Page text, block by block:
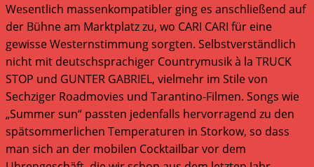
Wesentlich massenkompatibler ging es anschließend auf
der Bühne am Marktplatz zu, wo CARI CARI für eine
gewisse Westernstimmung sorgten. Selbstverständlich
nicht mit deutschsprachiger Countrymusik à la TRUCK
STOP und GUNTER GABRIEL, vielmehr im Stile von
Sechziger Roadmovies und Tarantino-Filmen. Songs wie
„Summer sun“ passten jedenfalls hervorragend zu den
spätsommerlichen Temperaturen in Storkow, so dass
man sich an der mobilen Cocktailbar vor dem